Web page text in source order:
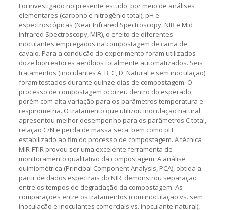
Foi investigado no presente estudo, por meio de análises
elementares (carbono e nitrogênio total), pH e
espectroscópicas (Near Infrared Spectroscopy, NIR e Mid
infrared Spectroscopy, MIR), o efeito de diferentes
inoculantes empregados na compostagem de cama de
cavalo. Para a condução do experimento foram utilizados
doze biorreatores aeróbios totalmente automatizados. Seis
tratamentos (inoculantes A, B, C, D, Natural e sem inoculação)
foram testados durante quinze dias de compostagem. O
processo de compostagem ocorreu dentro do esperado,
porém com alta variação para os parâmetros temperatura e
respirometria. O tratamento que utilizou inoculação natural
apresentou melhor desempenho para os parâmetros C total,
relação C/N e perda de massa seca, bem como pH
estabilizado ao fim do processo de compostagem. A técnica
MIR-FTIR provou ser uma excelente ferramenta de
monitoramento qualitativo da compostagem. A análise
quimiométrica (Principal Component Analysis, PCA), obtida a
partir de dados espectrais do NIR, demonstrou separação
entre os tempos de degradação da compostagem. As
comparações entre os tratamentos (com inoculação vs. sem
inoculação e inoculantes comerciais vs. inoculante natural),